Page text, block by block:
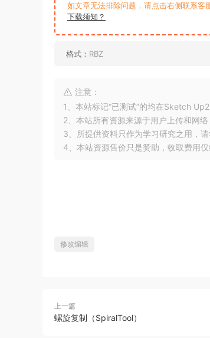
如文章无法排除问题，请点击右侧联系客
下载须知？
格式： RBZ
注意：
1、本站标记“已测试”的均在Sketch
2、本站所有资源来源于用户上传和网
3、所提供资料只作为学习研究之用，
4、本站资源售价只是赞助，收取费用
修改编辑
上一篇
螺旋复制（SpiralTool）